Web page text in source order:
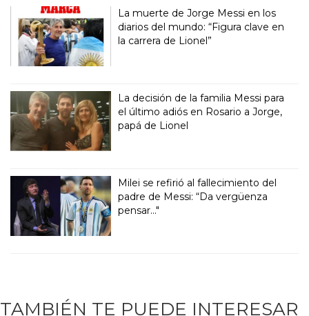
La muerte de Jorge Messi en los
diarios del mundo: “Figura clave en
la carrera de Lionel”
La decisión de la familia Messi para
el último adiós en Rosario a Jorge,
papá de Lionel
Milei se refirió al fallecimiento del
padre de Messi: “Da vergüenza
pensar..."
TAMBIÉN TE PUEDE INTERESAR